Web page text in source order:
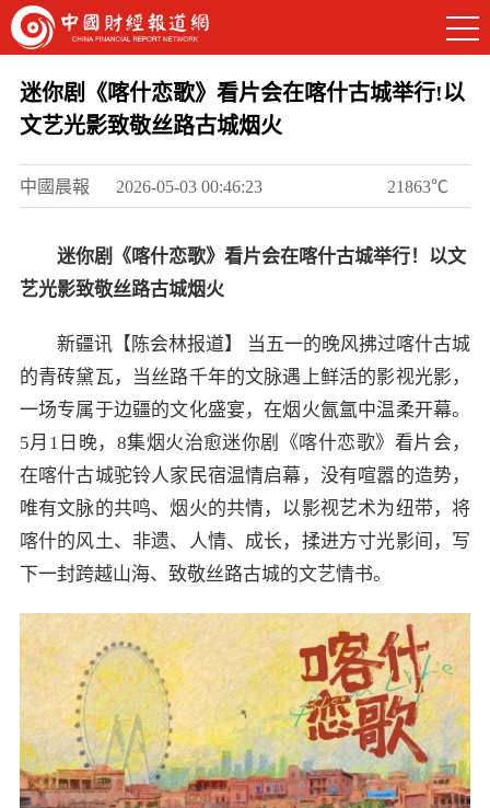
迷你剧《喀什恋歌》看片会在喀什古城举行!以
文艺光影致敬丝路古城烟火
中國晨報 2026-05-03 00:46:23 21863℃
迷你剧《喀什恋歌》看片会在喀什古城举行！以文
艺光影致敬丝路古城烟火
新疆讯【陈会林报道】 当五一的晚风拂过喀什古城
的青砖黛瓦，当丝路千年的文脉遇上鲜活的影视光影，
一场专属于边疆的文化盛宴，在烟火氤氲中温柔开幕。
5月1日晚，8集烟火治愈迷你剧《喀什恋歌》看片会，
在喀什古城驼铃人家民宿温情启幕，没有喧嚣的造势，
唯有文脉的共鸣、烟火的共情，以影视艺术为纽带，将
喀什的风土、非遗、人情、成长，揉进方寸光影间，写
下一封跨越山海、致敬丝路古城的文艺情书。